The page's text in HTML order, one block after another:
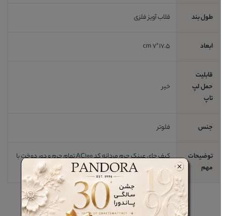
طول بند قلاب آویز فلزی
ابعاد 17.5*7 cm
قابلیت
حمل لپ
تاپ
خیر
جنس فلوتر
توضیحات
مهم
کیف جای عینک چرم مردانه کد AC100 تمام چرم و دور دوخت با
قلاب اویز ،بسیار سبک و محافظ برای عینک طبی و افتابی